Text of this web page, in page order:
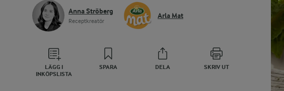
Anna Ströberg
Receptkreatör
Arla Mat
LÄGG I
INKÖPSLISTA
SPARA DELA SKRIV UT